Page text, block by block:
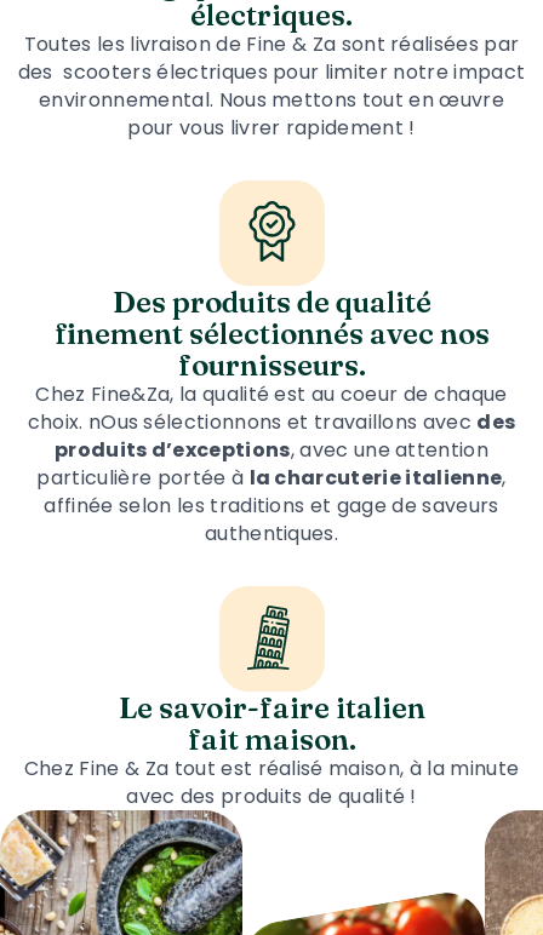
électriques.
Toutes les livraison de Fine & Za sont réalisées par
des scooters électriques pour limiter notre impact
environnemental. Nous mettons tout en œuvre
pour vous livrer rapidement !
Des produits de qualité
finement sélectionnés avec nos
fournisseurs.
Chez Fine&Za, la qualité est au coeur de chaque
choix. nOus sélectionnons et travaillons avec des
produits d’exceptions, avec une attention
particulière portée à la charcuterie italienne,
affinée selon les traditions et gage de saveurs
authentiques.
Le savoir-faire italien
fait maison.
Chez Fine & Za tout est réalisé maison, à la minute
avec des produits de qualité !